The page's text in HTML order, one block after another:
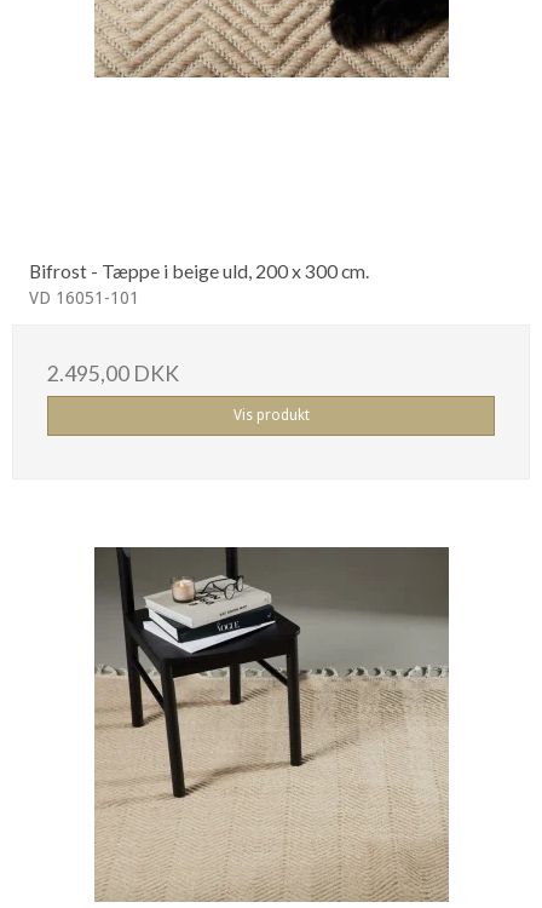
Bifrost - Tæppe i beige uld, 200 x 300 cm.
VD 16051-101
2.495,00 DKK
Vis produkt